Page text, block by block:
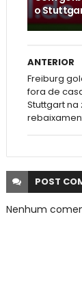
o
ANTERIOR
Freiburg
fora de
Stuttgart na
POST
Nenhum